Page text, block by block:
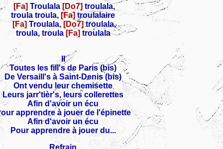
[Fa] Troulala [Do7]troulala,
troula troula, [Fa]troulalaire
[Fa] Troulala, [Do7]troulala,
troula, troula [Fa] troulala
II
Toutes les fill's de Paris (bis)
De Versaill's à Saint-Denis (bis)
Ont vendu leur chemisette
Leurs jarr'tièr's, leurs collerettes
Afin d'avoir un écu
apprendre à jouer de l'épinette
Afin d'avoir un écu
Pour apprendre à jouer du...
Refrain